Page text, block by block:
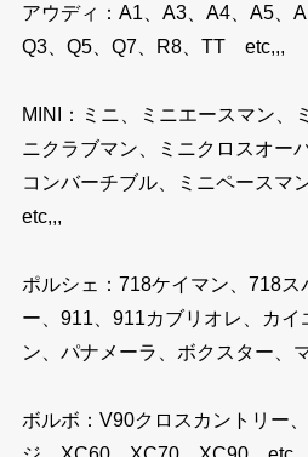
アウディ：A1、A3、A4、A5、A
Q3、Q5、Q7、R8、TT etc,,,
MINI：ミニ、ミニエースマン、
ニクラブマン、ミニクロスオー
コンバーチブル、ミニペースマ
etc,,,
ポルシェ：718ケイマン、718ス
ー、911、911カブリオレ、カイ
ン、パナメーラ、ボクスター、
ボルボ：V90クロスカントリー